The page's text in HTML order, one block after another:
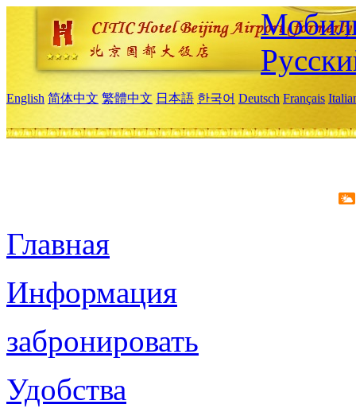
English 简体中文 繁體中文 日本語 한국어 Deutsch Français
Главная
Информация
забронировать
Удобства